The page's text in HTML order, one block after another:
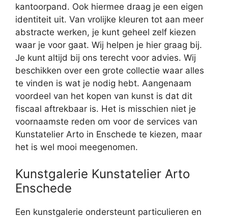
kantoorpand. Ook hiermee draag je een eigen
identiteit uit. Van vrolijke kleuren tot aan meer
abstracte werken, je kunt geheel zelf kiezen
waar je voor gaat. Wij helpen je hier graag bij.
Je kunt altijd bij ons terecht voor advies. Wij
beschikken over een grote collectie waar alles
te vinden is wat je nodig hebt. Aangenaam
voordeel van het kopen van kunst is dat dit
fiscaal aftrekbaar is. Het is misschien niet je
voornaamste reden om voor de services van
Kunstatelier Arto in Enschede te kiezen, maar
het is wel mooi meegenomen.
Kunstgalerie Kunstatelier Arto
Enschede
Een kunstgalerie ondersteunt particulieren en